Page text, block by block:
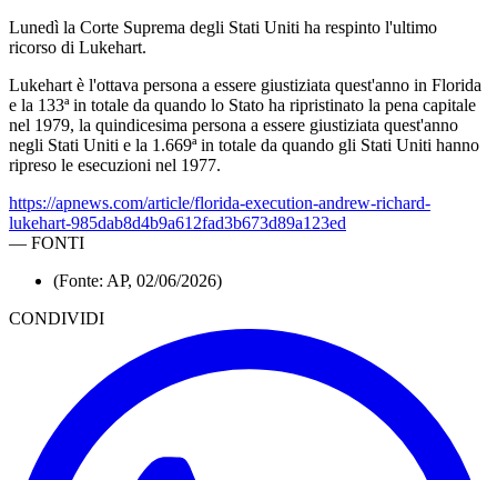
Lunedì la Corte Suprema degli Stati Uniti ha respinto l'ultimo
ricorso di Lukehart.
Lukehart è l'ottava persona a essere giustiziata quest'anno in Florida
e la 133ª in totale da quando lo Stato ha ripristinato la pena capitale
nel 1979, la quindicesima persona a essere giustiziata quest'anno
negli Stati Uniti e la 1.669ª in totale da quando gli Stati Uniti hanno
ripreso le esecuzioni nel 1977.
https://apnews.com/article/florida-execution-andrew-richard-
lukehart-985dab8d4b9a612fad3b673d89a123ed
— FONTI
(Fonte: AP, 02/06/2026)
CONDIVIDI